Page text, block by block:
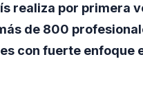
realiza por primera
de 800
con fuerte enfoque